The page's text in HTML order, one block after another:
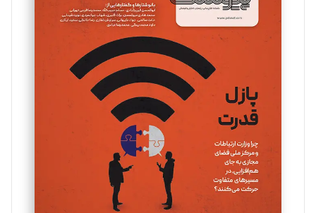
مینا پاکدل
یسنا امان‌پور
تحریریه
ملینا جعفری
تحریریه